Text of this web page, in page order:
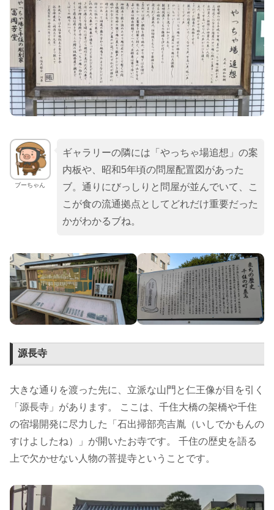
ブーちゃん
ギャラリーの隣には「やっちゃ場追想」の案
内板や、昭和5年頃の問屋配置図があった
ブ。通りにびっしりと問屋が並んでいて、こ
こが食の流通拠点としてどれだけ重要だった
かがわかるブね。
源長寺
大きな通りを渡った先に、立派な山門と仁王像が目を引く
「源長寺」があります。 ここは、千住大橋の架橋や千住
の宿場開発に尽力した「石出掃部亮吉胤（いしでかもんの
すけよしたね）」が開いたお寺です。 千住の歴史を語る
上で欠かせない人物の菩提寺ということです。